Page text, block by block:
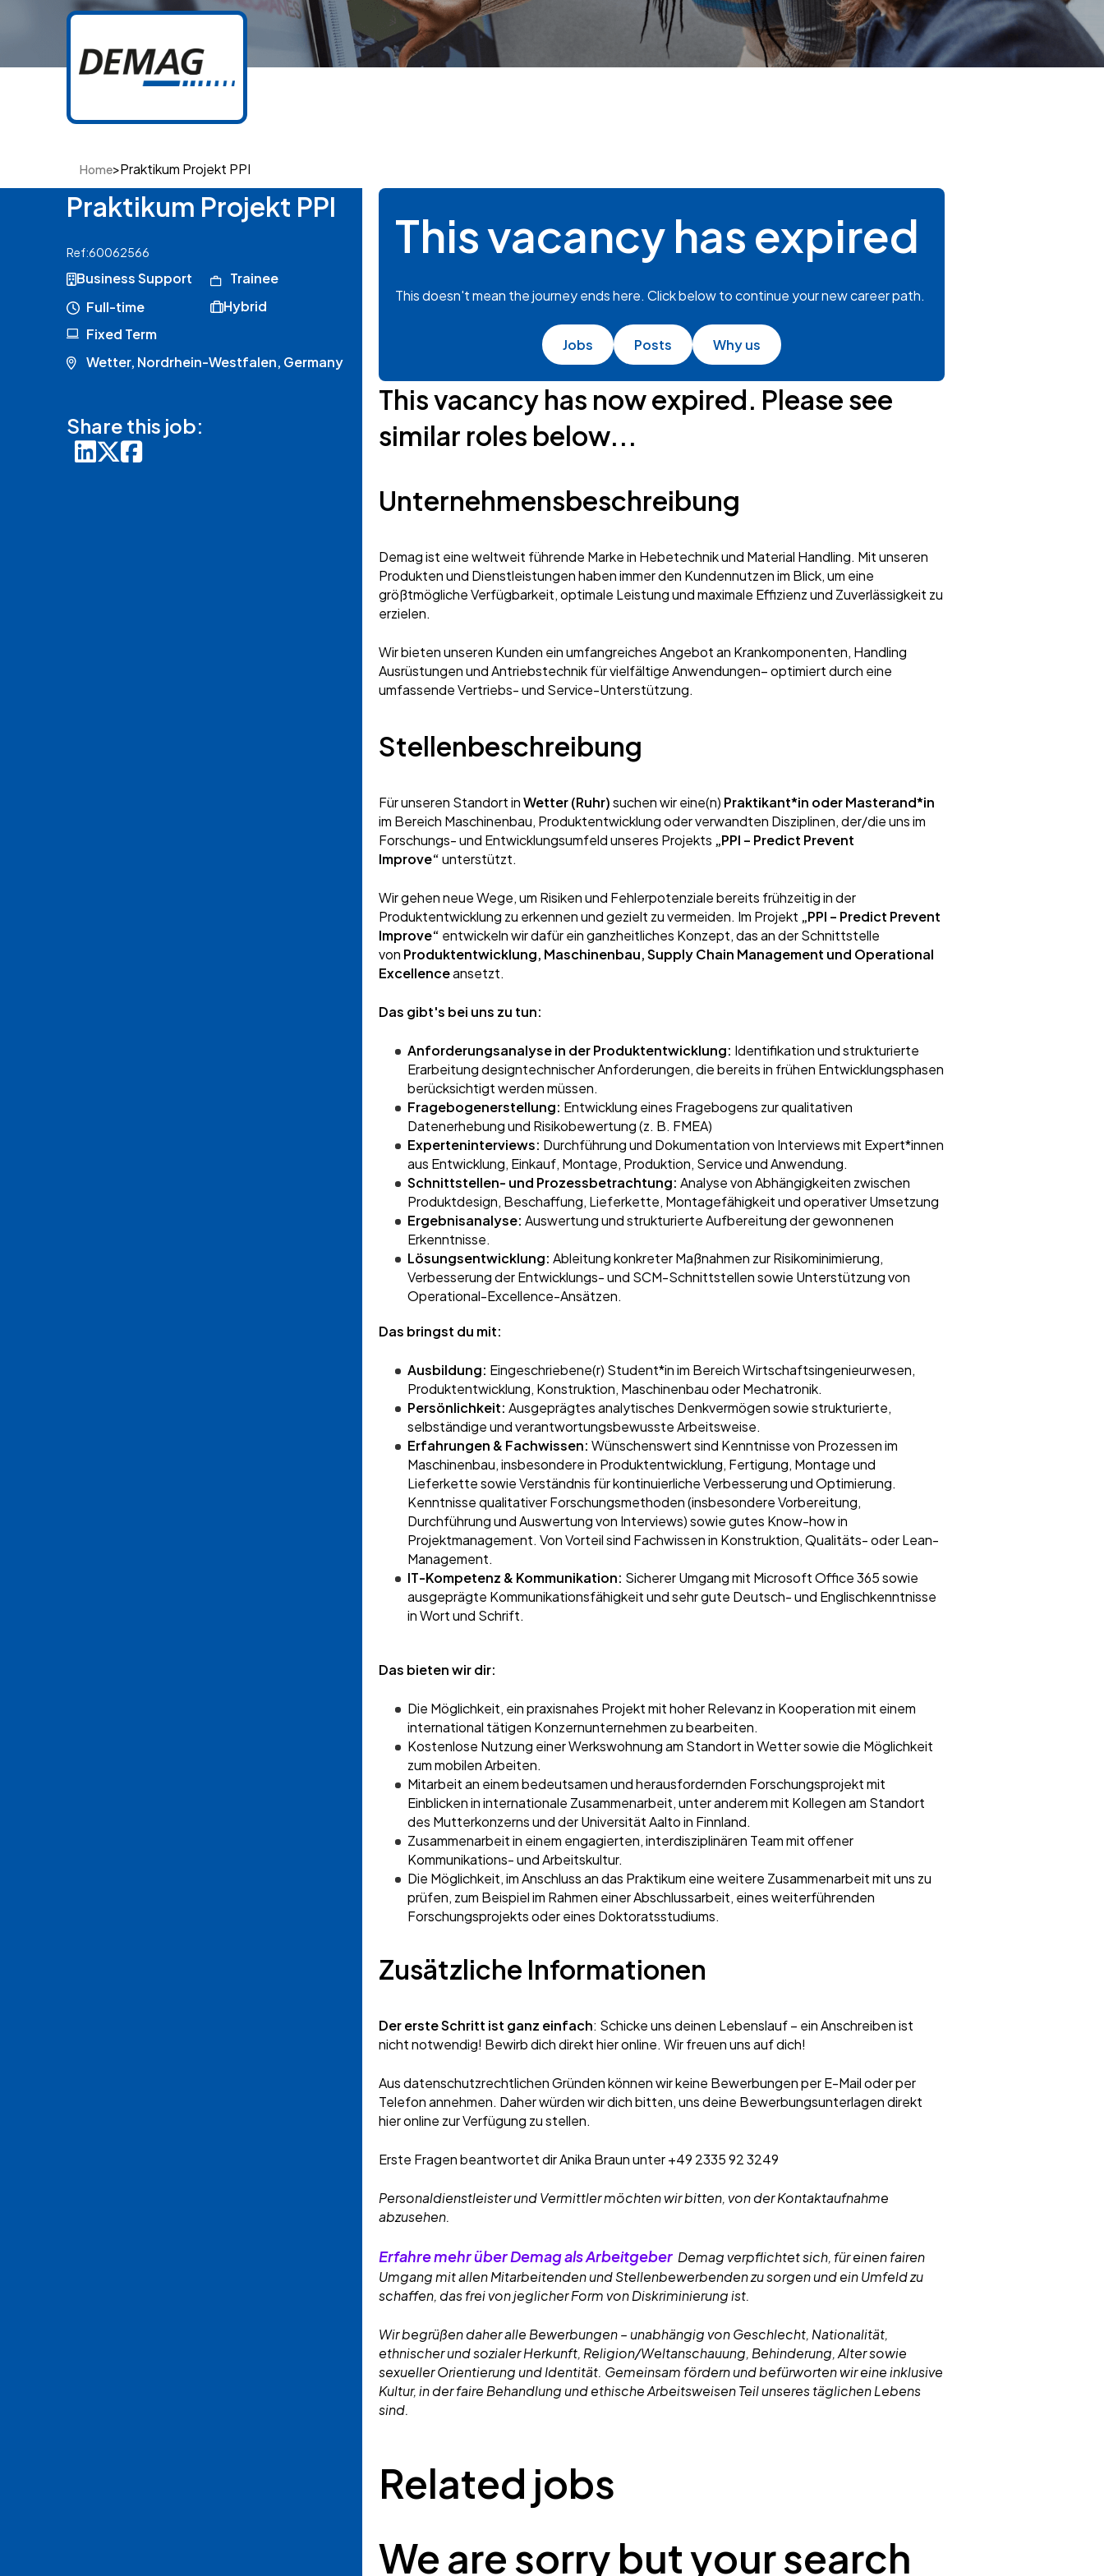
Home>Praktikum Projekt PPI
Praktikum Projekt PPI
Ref:60062566
Business Support
Trainee
Full-time
Hybrid
Fixed Term
Wetter, Nordrhein-Westfalen, Germany
Share this job:
This vacancy has expired
This doesn't mean the journey ends here. Click below to continue your new career path.
Jobs Posts Why us
This vacancy has now expired. Please see
similar roles below...
Unternehmensbeschreibung
Demag ist eine weltweit führende Marke in Hebetechnik und Material Handling. Mit unseren
Produkten und Dienstleistungen haben immer den Kundennutzen im Blick, um eine
größtmögliche Verfügbarkeit, optimale Leistung und maximale Effizienz und Zuverlässigkeit zu
erzielen.
Wir bieten unseren Kunden ein umfangreiches Angebot an Krankomponenten, Handling
Ausrüstungen und Antriebstechnik für vielfältige Anwendungen– optimiert durch eine
umfassende Vertriebs- und Service-Unterstützung.
Stellenbeschreibung
Für unseren Standort inWetter (Ruhr)suchen wir eine(n) Praktikant*in oder Masterand*in
im Bereich Maschinenbau, Produktentwicklung oder verwandten Disziplinen, der/die uns im
Forschungs- und Entwicklungsumfeld unseres Projekts „PPI – Predict Prevent
Improve“unterstützt.
Wir gehen neue Wege, um Risiken und Fehlerpotenziale bereits frühzeitig in der
Produktentwicklung zu erkennen und gezielt zu vermeiden. Im Projekt „PPI – Predict Prevent
Improve“ entwickeln wir dafür ein ganzheitliches Konzept, das an der Schnittstelle
von Produktentwicklung, Maschinenbau, Supply Chain Management und Operational
Excellenceansetzt.
Das gibt's bei uns zu tun:
Anforderungsanalyse in der Produktentwicklung: Identifikation und strukturierte
Erarbeitung designtechnischer Anforderungen, die bereits in frühen Entwicklungsphasen
berücksichtigt werden müssen.
Fragebogenerstellung: Entwicklung eines Fragebogens zur qualitativen
Datenerhebung und Risikobewertung (z. B. FMEA)
Experteninterviews: Durchführung und Dokumentation von Interviews mit Expert*innen
aus Entwicklung, Einkauf, Montage, Produktion, Service und Anwendung.
Schnittstellen- und Prozessbetrachtung: Analyse von Abhängigkeiten zwischen
Produktdesign, Beschaffung, Lieferkette, Montagefähigkeit und operativer Umsetzung
Ergebnisanalyse: Auswertung und strukturierte Aufbereitung der gewonnenen
Erkenntnisse.
Lösungsentwicklung: Ableitung konkreter Maßnahmen zur Risikominimierung,
Verbesserung der Entwicklungs- und SCM-Schnittstellen sowie Unterstützung von
Operational-Excellence-Ansätzen.
Das bringst du mit:
Ausbildung: Eingeschriebene(r) Student*in im Bereich Wirtschaftsingenieurwesen,
Produktentwicklung, Konstruktion, Maschinenbau oder Mechatronik.
Persönlichkeit: Ausgeprägtes analytisches Denkvermögen sowie strukturierte,
selbständige und verantwortungsbewusste Arbeitsweise.
Erfahrungen & Fachwissen: Wünschenswert sind Kenntnisse von Prozessen im
Maschinenbau, insbesondere in Produktentwicklung, Fertigung, Montage und
Lieferkette sowie Verständnis für kontinuierliche Verbesserung und Optimierung.
Kenntnisse qualitativer Forschungsmethoden (insbesondere Vorbereitung,
Durchführung und Auswertung von Interviews) sowie gutes Know-how in
Projektmanagement. Von Vorteil sind Fachwissen in Konstruktion, Qualitäts- oder Lean-
Management.
IT-Kompetenz & Kommunikation: Sicherer Umgang mit Microsoft Office 365 sowie
ausgeprägte Kommunikationsfähigkeit und sehr gute Deutsch- und Englischkenntnisse
in Wort und Schrift.
Das bieten wir dir:
Die Möglichkeit, ein praxisnahes Projekt mit hoher Relevanz in Kooperation mit einem
international tätigen Konzernunternehmen zu bearbeiten.
Kostenlose Nutzung einer Werkswohnung am Standort in Wetter sowie die Möglichkeit
zum mobilen Arbeiten.
Mitarbeit an einem bedeutsamen und herausfordernden Forschungsprojekt mit
Einblicken in internationale Zusammenarbeit, unter anderem mit Kollegen am Standort
des Mutterkonzerns und der Universität Aalto in Finnland.
Zusammenarbeit in einem engagierten, interdisziplinären Team mit offener
Kommunikations- und Arbeitskultur.
Die Möglichkeit, im Anschluss an das Praktikum eine weitere Zusammenarbeit mit uns zu
prüfen, zum Beispiel im Rahmen einer Abschlussarbeit, eines weiterführenden
Forschungsprojekts oder eines Doktoratsstudiums.
Zusätzliche Informationen
Der erste Schritt ist ganz einfach: Schicke uns deinen Lebenslauf – ein Anschreiben ist
nicht notwendig! Bewirb dich direkt hier online. Wir freuen uns auf dich!
Aus datenschutzrechtlichen Gründen können wir keine Bewerbungen per E-Mail oder per
Telefon annehmen. Daher würden wir dich bitten, uns deine Bewerbungsunterlagen direkt
hier online zur Verfügung zu stellen.
Erste Fragen beantwortet dir Anika Braun unter +49 2335 92 3249
Personaldienstleister und Vermittler möchten wir bitten, von der Kontaktaufnahme
abzusehen.
Erfahre mehr über Demag als Arbeitgeber Demag verpflichtet sich, für einen fairen
Umgang mit allen Mitarbeitenden und Stellenbewerbenden zu sorgen und ein Umfeld zu
schaffen, das frei von jeglicher Form von Diskriminierung ist.
Wir begrüßen daher alle Bewerbungen – unabhängig von Geschlecht, Nationalität,
ethnischer und sozialer Herkunft, Religion/Weltanschauung, Behinderung, Alter sowie
sexueller Orientierung und Identität. Gemeinsam fördern und befürworten wir eine inklusive
Kultur, in der faire Behandlung und ethische Arbeitsweisen Teil unseres täglichen Lebens
sind.
Related jobs
We are sorry but your search